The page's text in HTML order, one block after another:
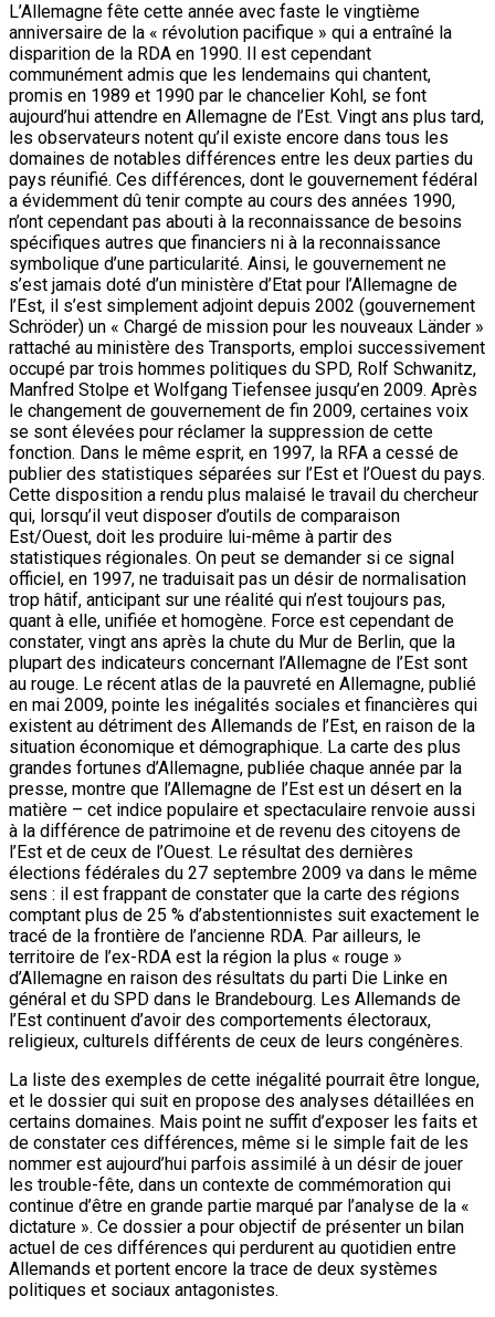
L’Allemagne fête cette année avec faste le vingtième
anniversaire de la « révolution pacifique » qui a entraîné la
disparition de la RDA en 1990. Il est cependant
communément admis que les lendemains qui chantent,
promis en 1989 et 1990 par le chancelier Kohl, se font
aujourd’hui attendre en Allemagne de l’Est. Vingt ans plus tard,
les observateurs notent qu’il existe encore dans tous les
domaines de notables différences entre les deux parties du
pays réunifié. Ces différences, dont le gouvernement fédéral
a évidemment dû tenir compte au cours des années 1990,
n’ont cependant pas abouti à la reconnaissance de besoins
spécifiques autres que financiers ni à la reconnaissance
symbolique d’une particularité. Ainsi, le gouvernement ne
s’est jamais doté d’un ministère d’Etat pour l’Allemagne de
l’Est, il s’est simplement adjoint depuis 2002 (gouvernement
Schröder) un « Chargé de mission pour les nouveaux Länder »
rattaché au ministère des Transports, emploi successivement
occupé par trois hommes politiques du SPD, Rolf Schwanitz,
Manfred Stolpe et Wolfgang Tiefensee jusqu’en 2009. Après
le changement de gouvernement de fin 2009, certaines voix
se sont élevées pour réclamer la suppression de cette
fonction. Dans le même esprit, en 1997, la RFA a cessé de
publier des statistiques séparées sur l’Est et l’Ouest du pays.
Cette disposition a rendu plus malaisé le travail du chercheur
qui, lorsqu’il veut disposer d’outils de comparaison
Est/Ouest, doit les produire lui-même à partir des
statistiques régionales. On peut se demander si ce signal
officiel, en 1997, ne traduisait pas un désir de normalisation
trop hâtif, anticipant sur une réalité qui n’est toujours pas,
quant à elle, unifiée et homogène. Force est cependant de
constater, vingt ans après la chute du Mur de Berlin, que la
plupart des indicateurs concernant l’Allemagne de l’Est sont
au rouge. Le récent atlas de la pauvreté en Allemagne, publié
en mai 2009, pointe les inégalités sociales et financières qui
existent au détriment des Allemands de l’Est, en raison de la
situation économique et démographique. La carte des plus
grandes fortunes d’Allemagne, publiée chaque année par la
presse, montre que l’Allemagne de l’Est est un désert en la
matière – cet indice populaire et spectaculaire renvoie aussi
à la différence de patrimoine et de revenu des citoyens de
l’Est et de ceux de l’Ouest. Le résultat des dernières
élections fédérales du 27 septembre 2009 va dans le même
sens : il est frappant de constater que la carte des régions
comptant plus de 25 % d’abstentionnistes suit exactement le
tracé de la frontière de l’ancienne RDA. Par ailleurs, le
territoire de l’ex-RDA est la région la plus « rouge »
d’Allemagne en raison des résultats du parti Die Linke en
général et du SPD dans le Brandebourg. Les Allemands de
l’Est continuent d’avoir des comportements électoraux,
religieux, culturels différents de ceux de leurs congénères.
La liste des exemples de cette inégalité pourrait être longue,
et le dossier qui suit en propose des analyses détaillées en
certains domaines. Mais point ne suffit d’exposer les faits et
de constater ces différences, même si le simple fait de les
nommer est aujourd’hui parfois assimilé à un désir de jouer
les trouble-fête, dans un contexte de commémoration qui
continue d’être en grande partie marqué par l’analyse de la «
dictature ». Ce dossier a pour objectif de présenter un bilan
actuel de ces différences qui perdurent au quotidien entre
Allemands et portent encore la trace de deux systèmes
politiques et sociaux antagonistes.